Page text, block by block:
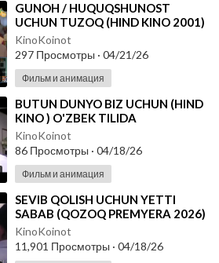
⁣GUNOH / HUQUQSHUNOST
UCHUN TUZOQ (HIND KINO 2001)
UZBEK TILIDA
KinoKoinot
297 Просмотры · 04/21/26
Фильм и анимация
⁣BUTUN DUNYO BIZ UCHUN (HIND
KINO ) O'ZBEK TILIDA
KinoKoinot
86 Просмотры · 04/18/26
Фильм и анимация
⁣SEVIB QOLISH UCHUN YETTI
SABAB (QOZOQ PREMYERA 2026)
O'ZBEK TILIDA
KinoKoinot
11,901 Просмотры · 04/18/26